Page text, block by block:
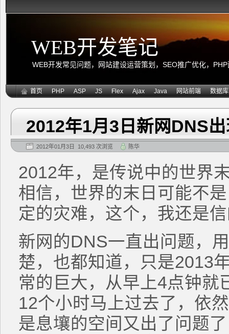
WEB开发笔记
WEB开发常见问题，网站建设运营策划，SEO推广优化，
首页 PHP ASP JS Flex Ajax Java 网站前端 数据库
2012年1月3日新网DNS
2012年01月3日 10,493 次浏览 陈华
2012年，是传说中的世界
相信，世界的末日可能不
定的灾难，这个，我还是
新网的DNS一直出问题，
楚，也都知道，只是2013
常的巨大，从早上4点钟就
12个小时马上过去了，依
是息壤的空间又出了问题